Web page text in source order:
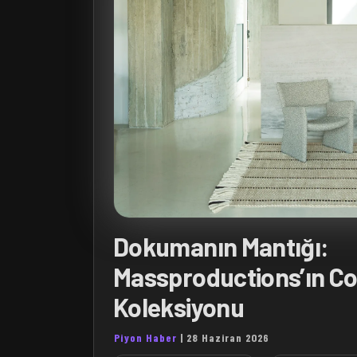
Dokumanın Mantığı:
Massproductions’ın
Koleksiyonu
Piyon Haber | 28 Haziran 2026